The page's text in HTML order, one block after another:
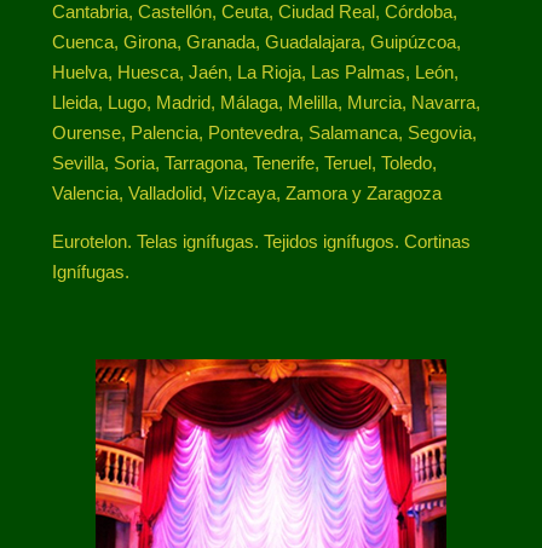
Cantabria, Castellón, Ceuta, Ciudad Real, Córdoba,
Cuenca, Girona, Granada, Guadalajara, Guipúzcoa,
Huelva, Huesca, Jaén, La Rioja, Las Palmas, León,
Lleida, Lugo, Madrid, Málaga, Melilla, Murcia, Navarra,
Ourense, Palencia, Pontevedra, Salamanca, Segovia,
Sevilla, Soria, Tarragona, Tenerife, Teruel, Toledo,
Valencia, Valladolid, Vizcaya, Zamora y Zaragoza
Eurotelon. Telas ignífugas. Tejidos ignífugos. Cortinas
Ignífugas.